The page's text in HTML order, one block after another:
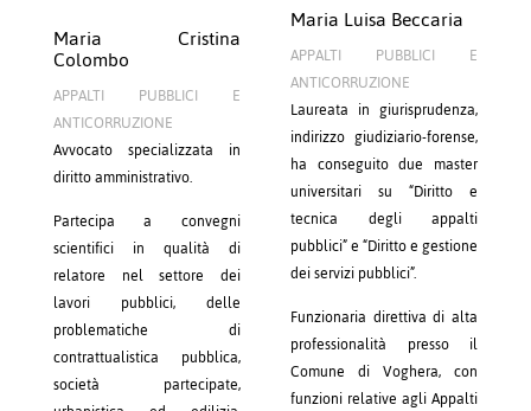
Maria Cristina
Colombo
APPALTI PUBBLICI E
ANTICORRUZIONE
Avvocato specializzata in
diritto amministrativo.
Partecipa a convegni
scientifici in qualità di
relatore nel settore dei
lavori pubblici, delle
problematiche di
contrattualistica pubblica,
società partecipate,
Maria Luisa Beccaria
APPALTI PUBBLICI E
ANTICORRUZIONE
Laureata in giurisprudenza,
indirizzo giudiziario-forense,
ha conseguito due master
universitari su “Diritto e
tecnica degli appalti
pubblici” e “Diritto e gestione
dei servizi pubblici”.
Funzionaria direttiva di alta
professionalità presso il
Comune di Voghera, con
funzioni relative agli Appalti